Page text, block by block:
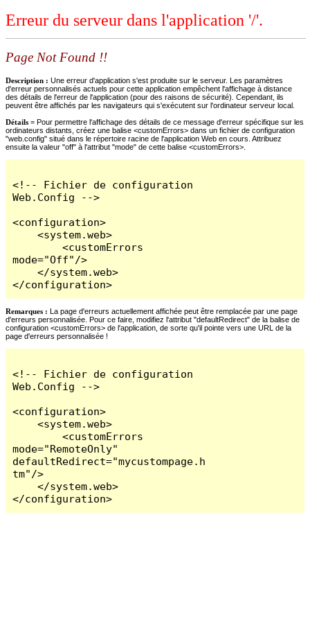
Erreur du serveur dans l'application '/'.
Page Not Found !!
Description : Une erreur d'application s'est produite sur le serveur. Les paramètres
d'erreur personnalisés actuels pour cette application empêchent l'affichage à distance
des détails de l'erreur de l'application (pour des raisons de sécurité). Cependant, ils
peuvent être affichés par les navigateurs qui s'exécutent sur l'ordinateur serveur local.
Détails = Pour permettre l'affichage des détails de ce message d'erreur spécifique sur les
ordinateurs distants, créez une balise <customErrors> dans un fichier de configuration
"web.config" situé dans le répertoire racine de l'application Web en cours. Attribuez
ensuite la valeur "off" à l'attribut "mode" de cette balise <customErrors>.
<!-- Fichier de configuration
Web.Config -->
<configuration>
    <system.web>
        <customErrors
mode="Off"/>
    </system.web>
</configuration>
Remarques : La page d'erreurs actuellement affichée peut être remplacée par une page
d'erreurs personnalisée. Pour ce faire, modifiez l'attribut "defaultRedirect" de la balise de
configuration <customErrors> de l'application, de sorte qu'il pointe vers une URL de la
page d'erreurs personnalisée !
<!-- Fichier de configuration
Web.Config -->
<configuration>
    <system.web>
        <customErrors
mode="RemoteOnly"
defaultRedirect="mycustompage.h
tm"/>
    </system.web>
</configuration>